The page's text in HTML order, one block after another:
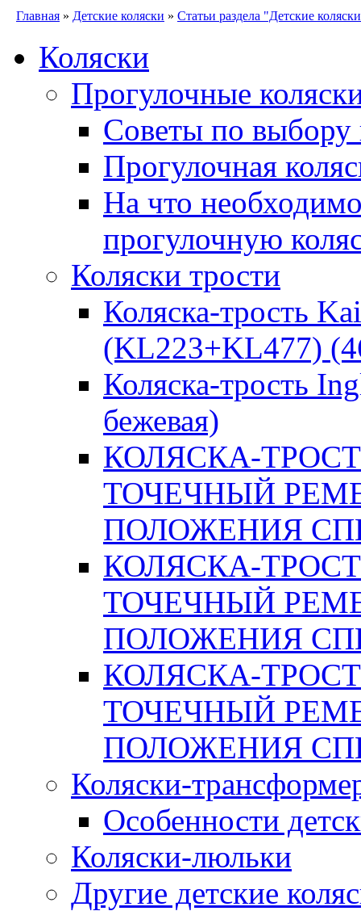
Главная » Детские коляски » Статьи раздела "Детские
Коляски
Прогулочные
Советы по выбору
Прогулочная
На что
прогулочную
Коляски трости
Коляска-трость
(KL223+KL477)
Коляска-трость
бежевая)
КОЛЯСКА-
ТОЧЕЧНЫЙ
ПОЛОЖЕНИЯ
КОЛЯСКА-
ТОЧЕЧНЫЙ
ПОЛОЖЕНИЯ
КОЛЯСКА-
ТОЧЕЧНЫЙ
ПОЛОЖЕНИЯ
Коляски-
Особенности
Коляски-люльки
Другие детские